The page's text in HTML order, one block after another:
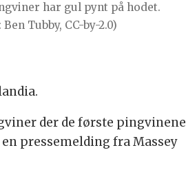
har gul pynt på hodet.
Tubby, CC-by-2.0)
der de første pingvinene
pressemelding fra Massey